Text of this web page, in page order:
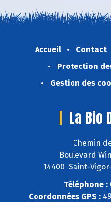
Accueil Contact
Protection
Gestion des
La Bio
Chemin
Boulevard
14400 Saint-
Téléphone :
Coordonnées GPS :